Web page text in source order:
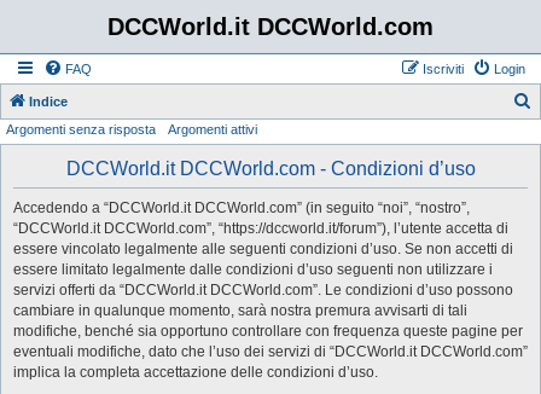
DCCWorld.it DCCWorld.com
FAQ Login
Iscriviti
Indice
Argomenti senza risposta Argomenti attivi
DCCWorld.it DCCWorld.com - Condizioni d’uso
Accedendo a “DCCWorld.it DCCWorld.com” (in seguito “noi”, “nostro”,
“DCCWorld.it DCCWorld.com”, “https://dccworld.it/forum”), l’utente accetta di
essere vincolato legalmente alle seguenti condizioni d’uso. Se non accetti di
essere limitato legalmente dalle condizioni d’uso seguenti non utilizzare i
servizi offerti da “DCCWorld.it DCCWorld.com”. Le condizioni d’uso possono
cambiare in qualunque momento, sarà nostra premura avvisarti di tali
modifiche, benché sia opportuno controllare con frequenza queste pagine per
eventuali modifiche, dato che l’uso dei servizi di “DCCWorld.it DCCWorld.com”
implica la completa accettazione delle condizioni d’uso.